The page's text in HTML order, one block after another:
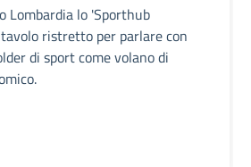
Lombardia lo 'Sporthub
ristretto per parlare con
di sport come volano di